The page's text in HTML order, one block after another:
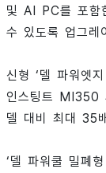
및 AI PC를 포함
수 있도록 업그레
신형 ‘델 파워엣
인스팅트 MI350
델 대비 최대 35
‘델 파워쿨 밀폐